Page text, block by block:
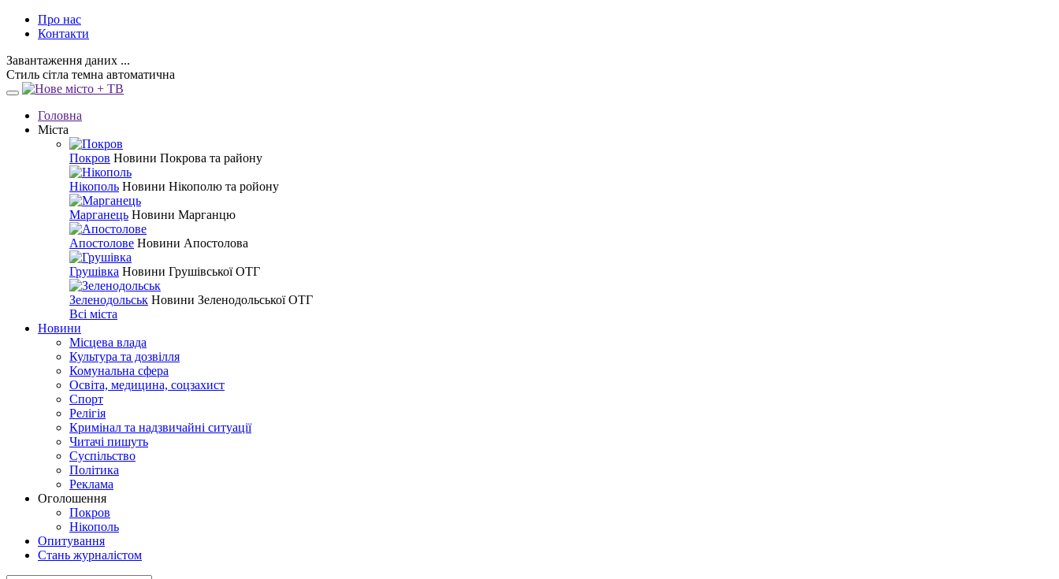
Про нас
Контакти
Завантаження даних ...
Стиль сітла темна автоматична
Головна
Міста
Покров Новини Покрова та району
Нікополь Новини Нікополю та ройону
Марганець Новини Марганцю
Апостолове Новини Апостолова
Грушівка Новини Грушівської ОТГ
Зеленодольськ Новини Зеленодольської ОТГ
Всі міста
Новини
Місцева влада
Культура та дозвілля
Комунальна сфера
Освіта, медицина, соцзахист
Спорт
Релігія
Кримінал та надзвичайні ситуації
Читачі пишуть
Суспільство
Політика
Реклама
Оголошення
Покров
Нікополь
Опитування
Стань журналістом